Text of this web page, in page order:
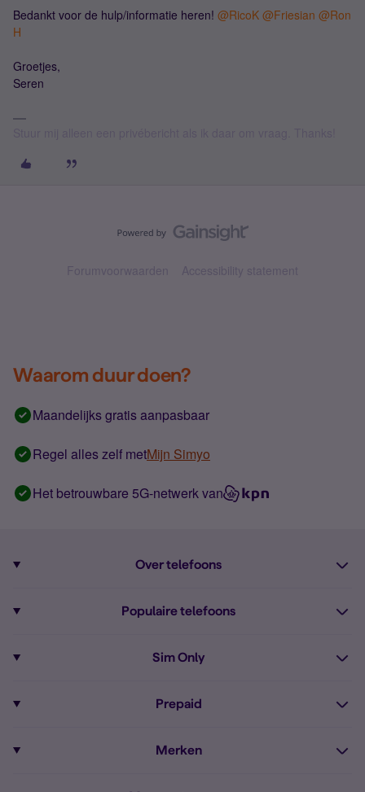
Bedankt voor de hulp/informatie heren! @RicoK @Friesian @Ron
H
Groetjes,
Seren
Forumvoorwaarden Accessibility statement
Waarom duur doen?
Maandelijks gratis aanpasbaar
Regel alles zelf metMijn Simyo
Het betrouwbare 5G-netwerk van
Over telefoons
Alle telefoons
Populaire telefoons
iPhone 16
Sim Only
Onbeperkt bellen
Zakelijk Sim Only abonnement
Prepaid
Merken